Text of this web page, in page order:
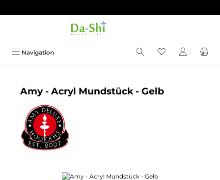
Navigation Du hast 0
Amy - Acryl Mundstück - Gelb
Bildergalerie überspringen